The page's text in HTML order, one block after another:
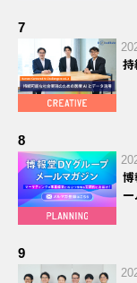
7
持
8
博
ー
9